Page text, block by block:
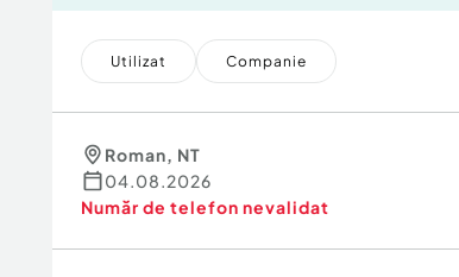
Utilizat Companie
Roman, NT
04.08.2026
Număr de telefon nevalidat